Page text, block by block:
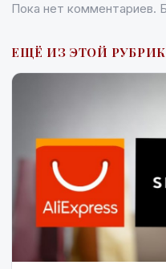
Пока нет комментариев.
ЕЩЁ ИЗ ЭТОЙ РУБРИКИ